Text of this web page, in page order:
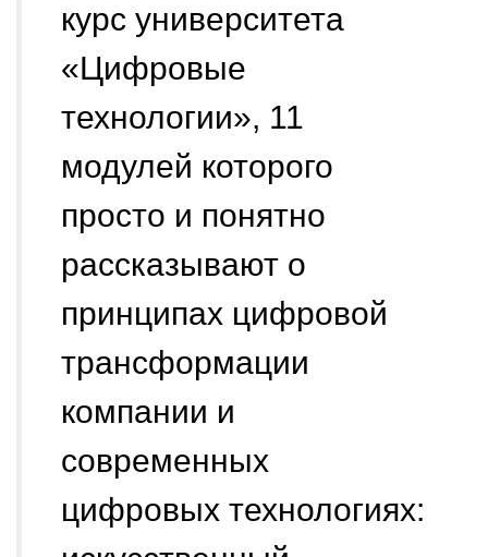
курс университета
«Цифровые
технологии», 11
модулей которого
просто и понятно
рассказывают о
принципах цифровой
трансформации
компании и
современных
цифровых технологиях: